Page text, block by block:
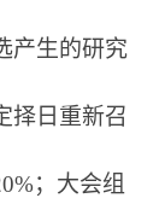
产生的研究
择日重新召
； 大会组